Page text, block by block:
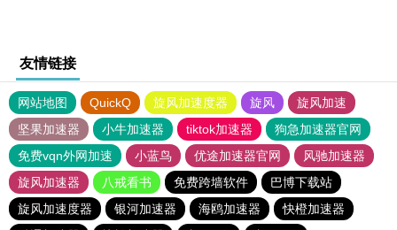
友情链接
网站地图 QuickQ 旋风加速度器 旋风
旋风加速
坚果加速器
小牛加速器 tiktok加速器
狗急加速器官网
免费vqn外网加速
小蓝鸟 优途加速器官网
风驰加速器
旋风加速器
八戒看书 免费跨墙软件
巴博下载站
旋风加速度器
银河加速器 海鸥加速器
快橙加速器